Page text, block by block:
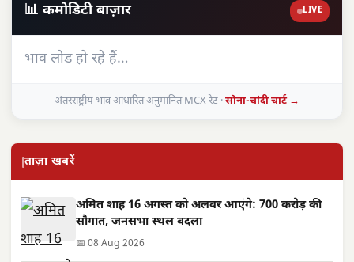
📊 कमोडिटी बाज़ार LIVE
भाव लोड हो रहे हैं…
अंतरराष्ट्रीय भाव आधारित अनुमानित MCX रेट ·सोना-चांदी चार्ट →
ताज़ा खबरें
अमित शाह 16 अगस्त को अलवर आएंगे: 700 करोड़ की
सौगात, जनसभा स्थल बदला
📅 08 Aug 2026